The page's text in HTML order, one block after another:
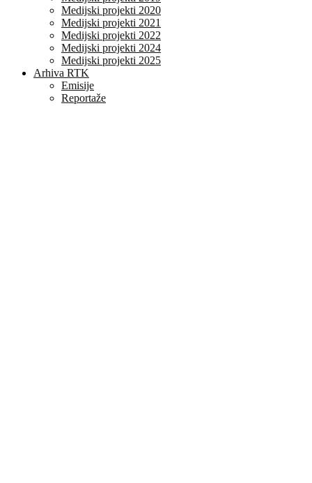
Medijski projekti 2020
Medijski projekti 2021
Medijski projekti 2022
Medijski projekti 2024
Medijski projekti 2025
Arhiva RTK
Emisije
Reportaže